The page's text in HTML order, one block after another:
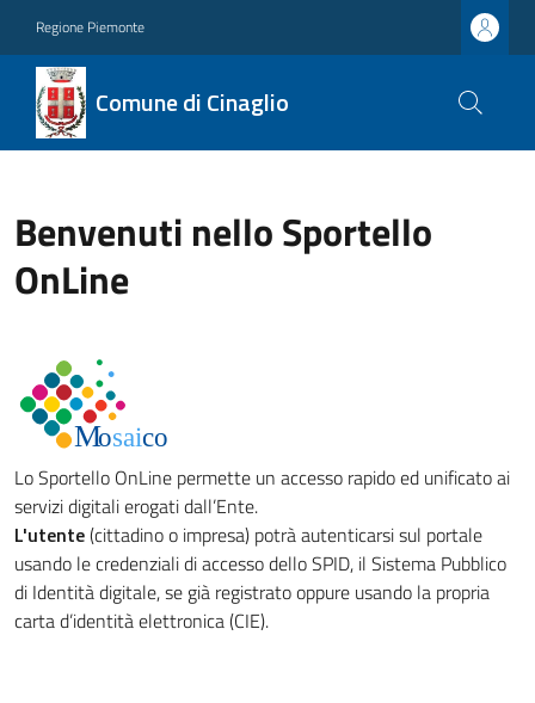
Regione Piemonte
Comune di Cinaglio
Benvenuti nello Sportello
OnLine
Lo Sportello OnLine permette un accesso rapido ed unificato ai
servizi digitali erogati dall’Ente.
L'utente(cittadino o impresa) potrà autenticarsi sul portale
usando le credenziali di accesso dello SPID, il Sistema Pubblico
di Identità digitale, se già registrato oppure usando la propria
carta d’identità elettronica (CIE).